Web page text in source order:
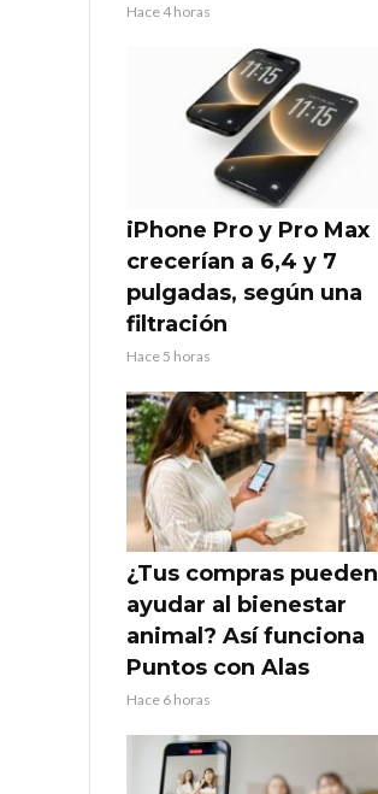
Hace 4 horas
iPhone Pro y Pro Max
crecerían a 6,4 y 7
pulgadas, según una
filtración
Hace 5 horas
¿Tus compras pueden
ayudar al bienestar
animal? Así funciona
Puntos con Alas
Hace 6 horas